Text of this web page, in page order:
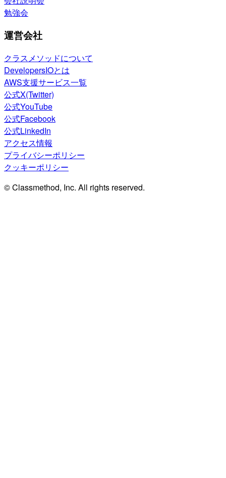
勉強会
運営会社
クラスメソッドについて
DevelopersIOとは
AWS支援サービス一覧
公式X(Twitter)
公式YouTube
公式Facebook
公式LinkedIn
アクセス情報
プライバシーポリシー
クッキーポリシー
© Classmethod, Inc. All rights reserved.